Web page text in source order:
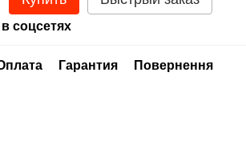
соцсетях
Гарантия Повернення